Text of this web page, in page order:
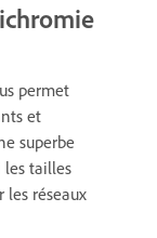
permet
et
superbe
les tailles
les réseaux